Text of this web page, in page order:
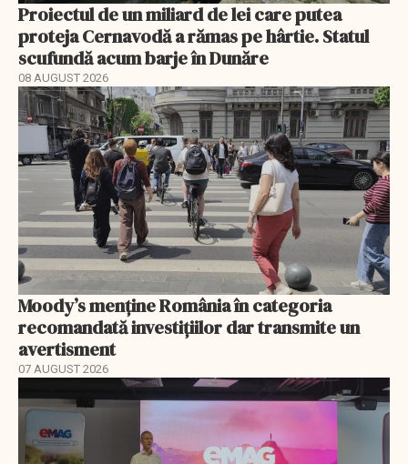
Proiectul de un miliard de lei care putea
proteja Cernavodă a rămas pe hârtie. Statul
scufundă acum barje în Dunăre
08 AUGUST 2026
Moody’s menține România în categoria
recomandată investițiilor dar transmite un
avertisment
07 AUGUST 2026